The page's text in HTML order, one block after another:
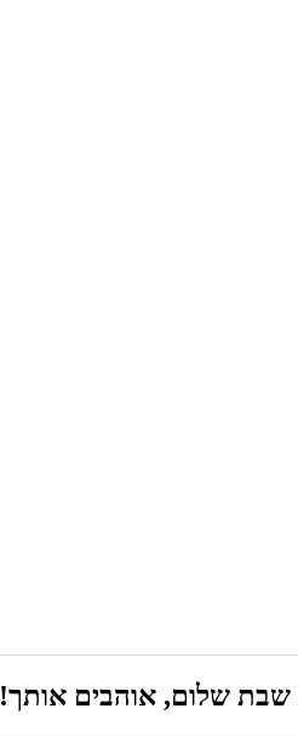
שבת שלום, אוהבים אותך!